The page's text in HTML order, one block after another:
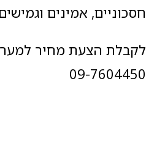
חסכוניים, אמינים
לקבלת הצעת מחיר
09-7604450